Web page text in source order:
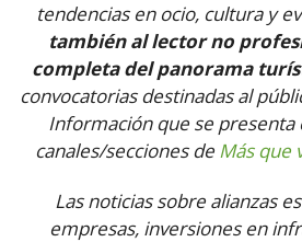
tendencias en ocio, cultura y
también al lector no
completa del panorama
convocatorias destinadas al
Información que se presenta
canales/secciones de Más que
Las noticias sobre alianzas
empresas, inversiones en